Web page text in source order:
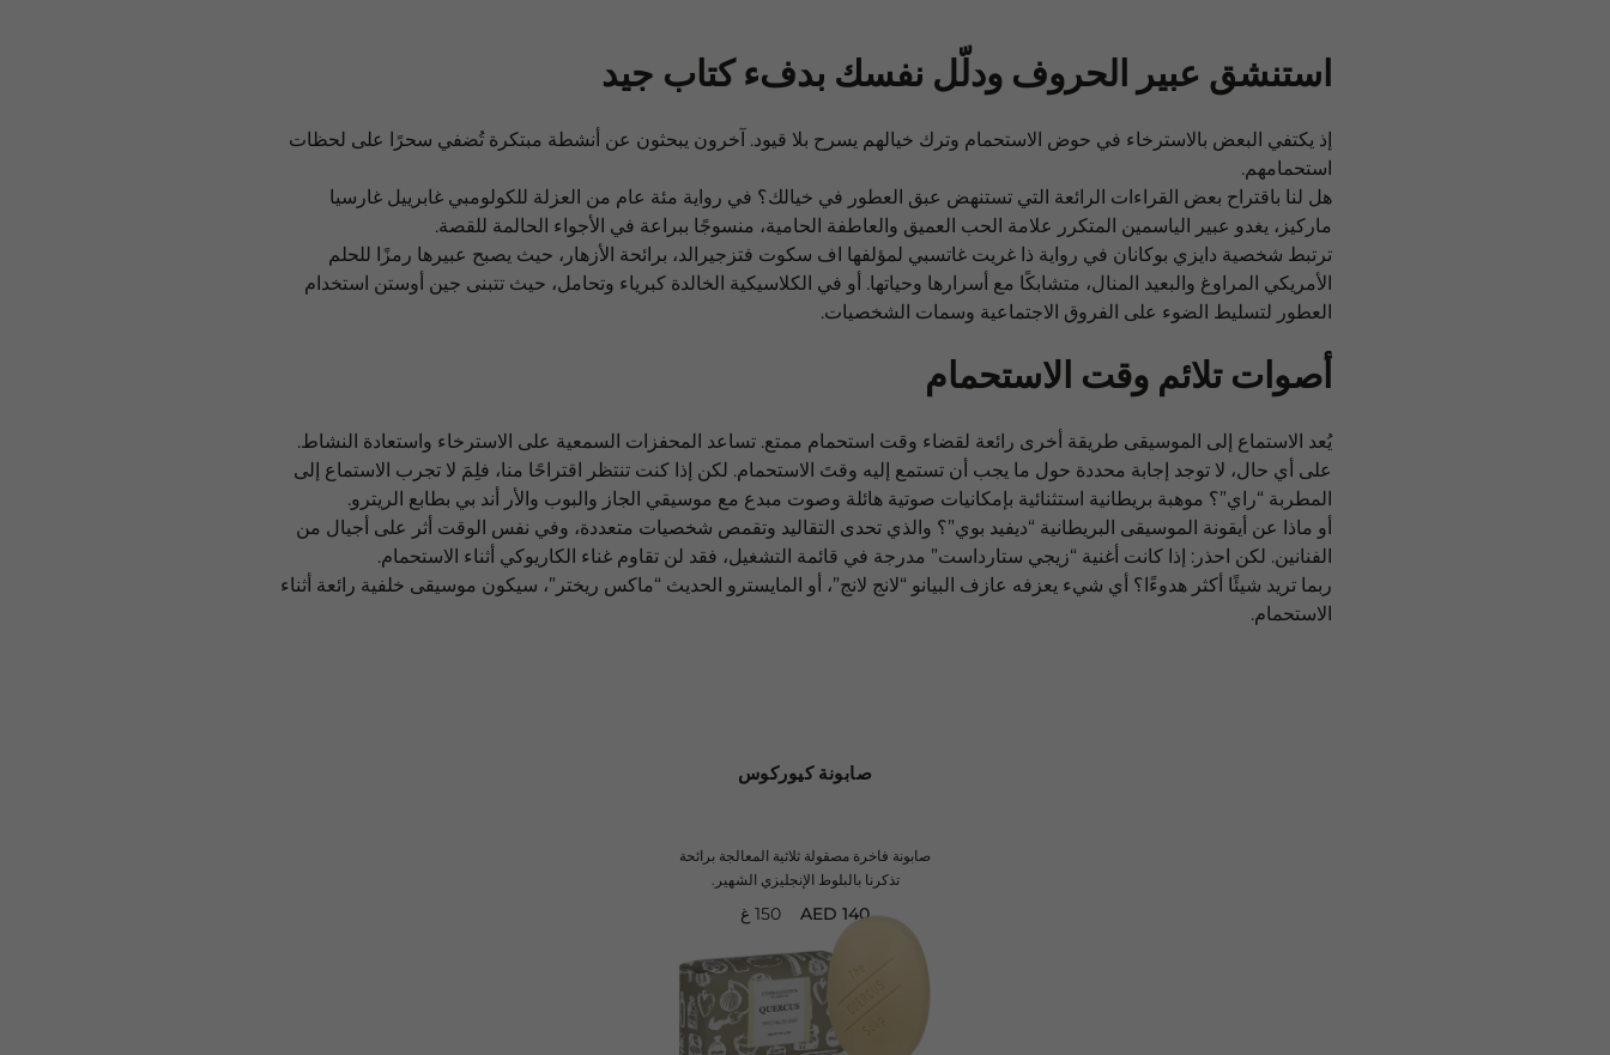
استنشق عبير الحروف ودلّل نفسك بدفء كتاب جيد
إذ يكتفي البعض بالاسترخاء في حوض الاستحمام وترك خيالهم يسرح بلا قيود. آخرون يبحثون عن أنشطة مبتكرة تُضفي سحرًا على لحظات
استحمامهم.
هل لنا باقتراح بعض القراءات الرائعة التي تستنهض عبق العطور في خيالك؟ في رواية مئة عام من العزلة للكولومبي غابرييل غارسيا
ماركيز، يغدو عبير الياسمين المتكرر علامة الحب العميق والعاطفة الحامية، منسوجًا ببراعة في الأجواء الحالمة للقصة.
ترتبط شخصية دايزي بوكانان في رواية ذا غريت غاتسبي لمؤلفها اف سكوت فتزجيرالد، برائحة الأزهار، حيث يصبح عبيرها رمزًا للحلم
الأمريكي المراوغ والبعيد المنال، متشابكًا مع أسرارها وحياتها. أو في الكلاسيكية الخالدة كبرياء وتحامل، حيث تتبنى جين أوستن استخدام
العطور لتسليط الضوء على الفروق الاجتماعية وسمات الشخصيات.
أصوات تلائم وقت الاستحمام
يُعد الاستماع إلى الموسيقى طريقة أخرى رائعة لقضاء وقت استحمام ممتع. تساعد المحفزات السمعية على الاسترخاء واستعادة النشاط.
على أي حال، لا توجد إجابة محددة حول ما يجب أن تستمع إليه وقتَ الاستحمام. لكن إذا كنت تنتظر اقتراحًا منا، فلِمَ لا تجرب الاستماع إلى
المطربة “راي”؟ موهبة بريطانية استثنائية بإمكانيات صوتية هائلة وصوت مبدع مع موسيقي الجاز والبوب والأر أند بي بطابع الريترو.
أو ماذا عن أيقونة الموسيقى البريطانية “ديفيد بوي”؟ والذي تحدى التقاليد وتقمص شخصيات متعددة، وفي نفس الوقت أثر على أجيال من
الفنانين. لكن احذر: إذا كانت أغنية “زيجي ستارداست” مدرجة في قائمة التشغيل، فقد لن تقاوم غناء الكاريوكي أثناء الاستحمام.
ربما تريد شيئًا أكثر هدوءًا؟ أي شيء يعزفه عازف البيانو “لانج لانج”، أو المايسترو الحديث “ماكس ريختر”، سيكون موسيقى خلفية رائعة أثناء
الاستحمام.
صابونة كيوركوس
صابونة فاخرة مصقولة ثلاثية المعالجة برائحة
تذكرنا بالبلوط الإنجليزي الشهير.
150 غ